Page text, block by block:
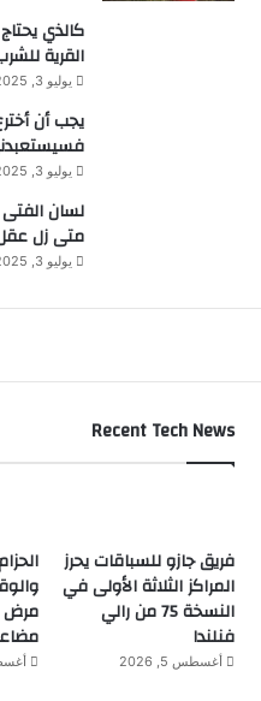
كالذي
القرية
يوليو 3, 2025
يجب أن
يوليو 3, 2025
لسان
متى زل
يوليو 3, 2025
Recent Tech News
فريق جازو للسباقات يحرز
المراكز الثلاثة الأولى في
النسخة 75 من رالي
فنلندا
أغسطس 5, 2026
مرض
أغسطس